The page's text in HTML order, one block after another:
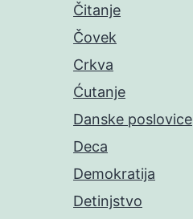
Čitanje
Čovek
Crkva
Ćutanje
Danske poslovice
Deca
Demokratija
Detinjstvo